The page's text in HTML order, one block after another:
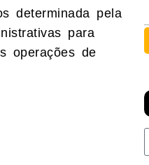
determinada pela
para
operações de